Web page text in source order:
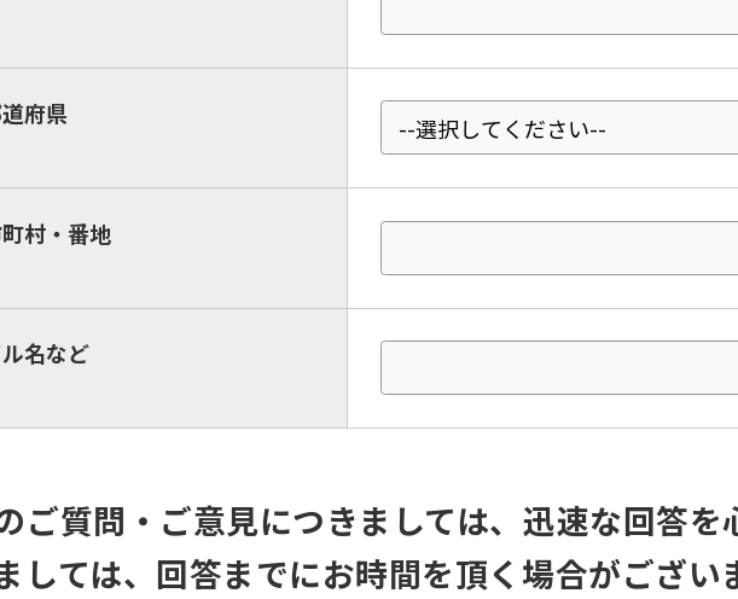
府県
村・番地
名など
ご質問・ご意見につきましては、迅速な回答を
しては、回答までにお時間を頂く場合がござい
For foreigners
Central Sports official website is
automatically translated into
automatic translation) to return to
the top page.
translation service, the Japanese
not be an accurate translation.
original content. We ask that you
fully understand this before using
Automatic translation start